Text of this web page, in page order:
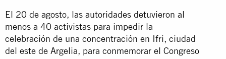
El 20 de agosto, las autoridades detuvieron al
menos a 40 activistas para impedir la
celebración de una concentración en Ifri, ciudad
del este de Argelia, para conmemorar el Congreso